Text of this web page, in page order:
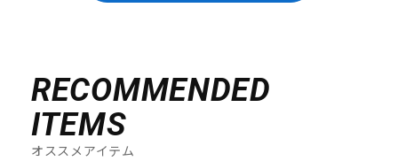
RECOMMENDED
ITEMS
オススメアイテム